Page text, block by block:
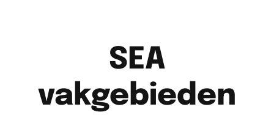
SEA
vakgebieden